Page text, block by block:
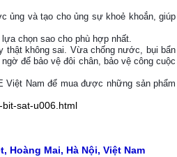
ủng và tạo cho ủng sự khoẻ khoắn, giúp
chọn sao cho phù hợp nhất.
thật không sai. Vừa chống nước, bụi bẩn
để bảo vệ đôi chân, bảo vệ công cuộc
Việt Nam để mua được những sản phẩm
sat-u006.html
Mai, Hà Nội, Việt Nam